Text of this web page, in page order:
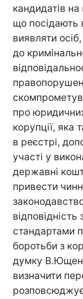
кандидатів на
що посідають
виявляти
до
про
корупції, яка
в реєстрі,
участі у
державні
привести
відповідність
стандартами
боротьби з
думку
визначити